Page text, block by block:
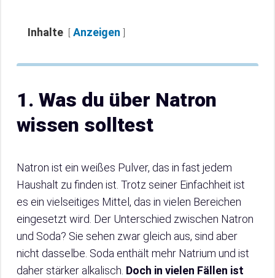
Inhalte Anzeigen
1. Was du über Natron
wissen solltest
Natron ist ein weißes Pulver, das in fast jedem
Haushalt zu finden ist. Trotz seiner Einfachheit ist
es ein vielseitiges Mittel, das in vielen Bereichen
eingesetzt wird. Der Unterschied zwischen Natron
und Soda? Sie sehen zwar gleich aus, sind aber
nicht dasselbe. Soda enthält mehr Natrium und ist
daher stärker alkalisch. Doch in vielen Fällen ist